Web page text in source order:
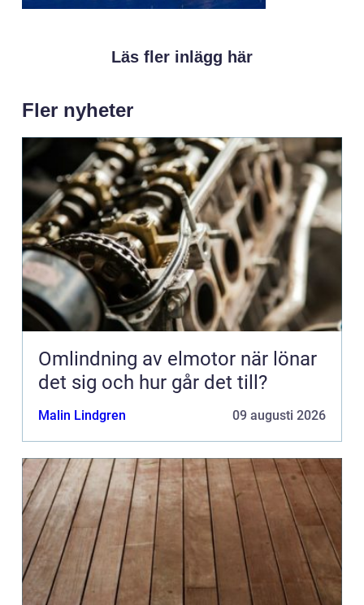
Läs fler inlägg här
Fler nyheter
Omlindning av elmotor när lönar
det sig och hur går det till?
Malin Lindgren 09 augusti 2026